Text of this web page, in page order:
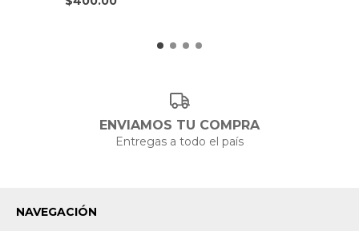
ENVIAMOS TU COMPRA
Entregas a todo el país
NAVEGACIÓN